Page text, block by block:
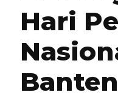
Hari
Banten